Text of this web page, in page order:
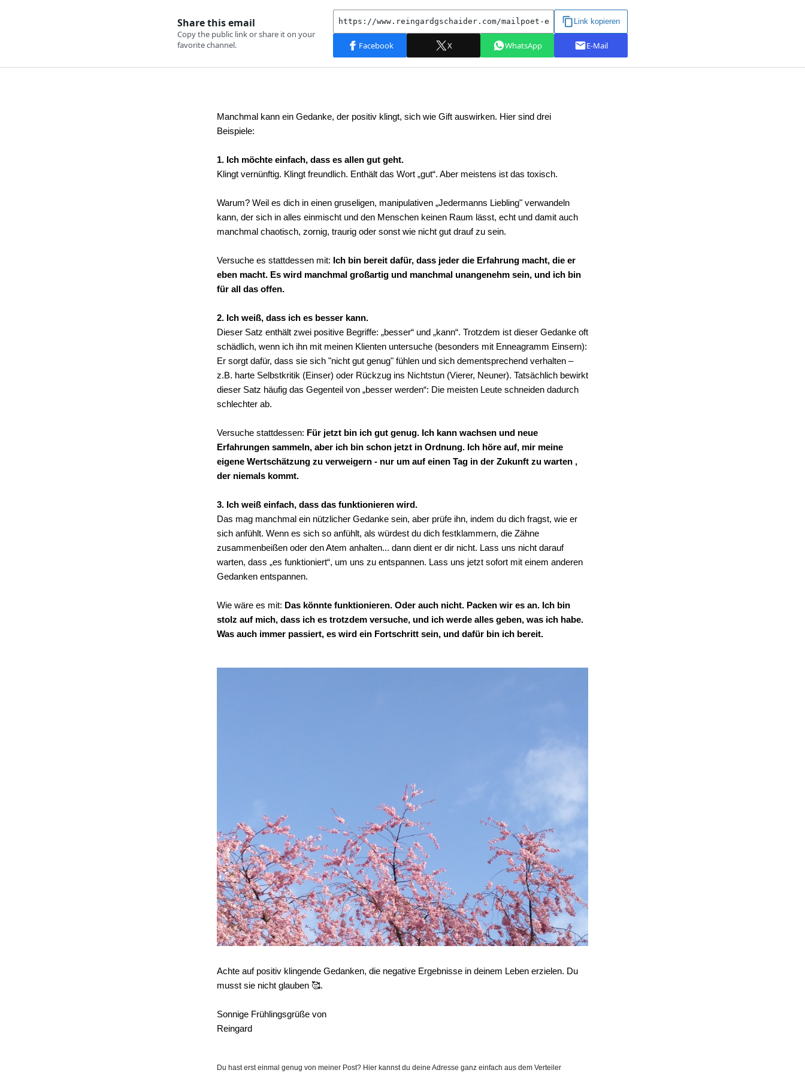
Manchmal kann ein Gedanke, der positiv klingt, sich wie Gift auswirken. Hier sind drei
Beispiele:
1. Ich möchte einfach, dass es allen gut geht.
Klingt vernünftig. Klingt freundlich. Enthält das Wort „gut“. Aber meistens ist das toxisch.
Warum? Weil es dich in einen gruseligen, manipulativen „Jedermanns Liebling" verwandeln
kann, der sich in alles einmischt und den Menschen keinen Raum lässt, echt und damit auch
manchmal chaotisch, zornig, traurig oder sonst wie nicht gut drauf zu sein.
Versuche es stattdessen mit: Ich bin bereit dafür, dass jeder die Erfahrung macht, die er
eben macht. Es wird manchmal großartig und manchmal unangenehm sein, und ich bin
für all das offen.
2. Ich weiß, dass ich es besser kann.
Dieser Satz enthält zwei positive Begriffe: „besser“ und „kann“. Trotzdem ist dieser Gedanke oft
schädlich, wenn ich ihn mit meinen Klienten untersuche (besonders mit Enneagramm Einsern):
Er sorgt dafür, dass sie sich "nicht gut genug" fühlen und sich dementsprechend verhalten –
z.B. harte Selbstkritik (Einser) oder Rückzug ins Nichtstun (Vierer, Neuner). Tatsächlich bewirkt
dieser Satz häufig das Gegenteil von „besser werden“: Die meisten Leute schneiden dadurch
schlechter ab.
Versuche stattdessen: Für jetzt bin ich gut genug. Ich kann wachsen und neue
Erfahrungen sammeln, aber ich bin schon jetzt in Ordnung. Ich höre auf, mir meine
eigene Wertschätzung zu verweigern - nur um auf einen Tag in der Zukunft zu warten ,
der niemals kommt.
3. Ich weiß einfach, dass das funktionieren wird.
Das mag manchmal ein nützlicher Gedanke sein, aber prüfe ihn, indem du dich fragst, wie er
sich anfühlt. Wenn es sich so anfühlt, als würdest du dich festklammern, die Zähne
zusammenbeißen oder den Atem anhalten... dann dient er dir nicht. Lass uns nicht darauf
warten, dass „es funktioniert“, um uns zu entspannen. Lass uns jetzt sofort mit einem anderen
Gedanken entspannen.
Wie wäre es mit: Das könnte funktionieren. Oder auch nicht. Packen wir es an. Ich bin
stolz auf mich, dass ich es trotzdem versuche, und ich werde alles geben, was ich habe.
Was auch immer passiert, es wird ein Fortschritt sein, und dafür bin ich bereit.
Achte auf positiv klingende Gedanken, die negative Ergebnisse in deinem Leben erzielen. Du
musst sie nicht glauben 🥰.
Sonnige Frühlingsgrüße von
Reingard
Du hast erst einmal genug von meiner Post? Hier kannst du deine Adresse ganz einfach aus dem Verteiler